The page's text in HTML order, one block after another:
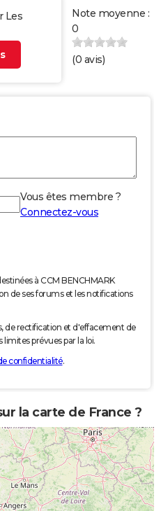
Les
Note moyenne :
0
(0 avis)
Vous êtes membre ?
Connectez-vous
à CCM BENCHMARK
de ses forums et les notifications
de rectification et d'effacement de
limites prévues par la loi.
confidentialité.
la carte de France ?